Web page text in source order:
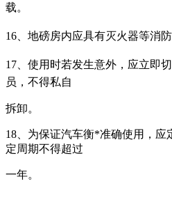
载。
16、地磅房内应具有灭火器等消
17、使用时若发生意外，应立即
员，不得私自
拆卸。
18、为保证汽车衡*准确使用，应
定周期不得超过
一年。